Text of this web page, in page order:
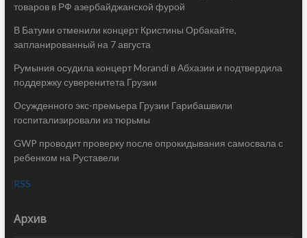
товаров в РФ азербайджанской фурой
В Батуми отменили концерт Кристины Орбакайте,
запланированный на 7 августа
Румыния осудила концерт Morandi в Абхазии и подтвердила
поддержку суверенитета Грузии
Осужденного экс-премьера Грузии Гарибашвили
госпитализировали из тюрьмы
GWP проводит проверку после опрокидывания самосвала с
ребенком на Руставели
RSS
Архив